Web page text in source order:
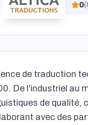
0(
de traduction
De l'industriel au
de qualité,
avec des